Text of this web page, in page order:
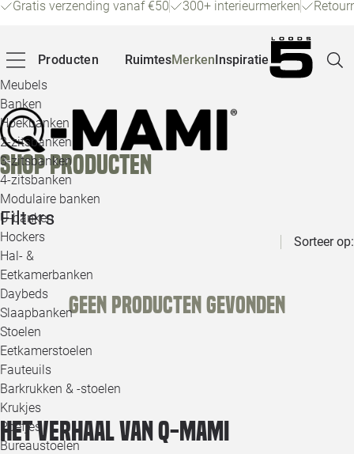
Gratis verzending vanaf €50 300+ interieurmerken
Producten
Meubels
Banken
Hoekbanken
2-zitsbanken
3-zitsbanken
4-zitsbanken
Modulaire banken
U-banken
Hockers
Hal- &
Eetkamerbanken
Daybeds
Slaapbanken
Stoelen
Eetkamerstoelen
Fauteuils
Barkrukken & -stoelen
Krukjes
Poefjes
Bureaustoelen
RuimtesMerkenInspiratie
Shop producten
Filters
Sorteer op:
Geen producten gevonden
Het verhaal van Q-MAMI